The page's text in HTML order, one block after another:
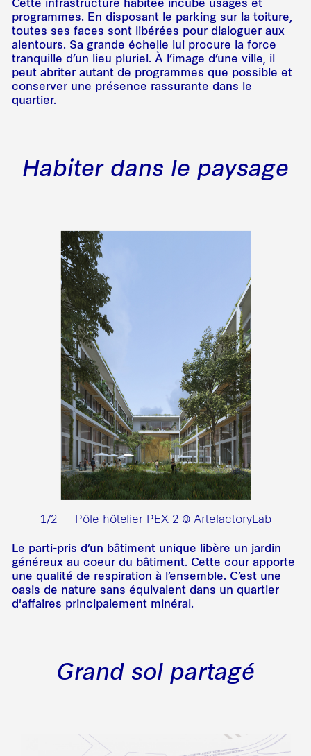
Cette infrastructure habitée incube usages et
programmes. En disposant le parking sur la toiture,
toutes ses faces sont libérées pour dialoguer aux
alentours. Sa grande échelle lui procure la force
tranquille d’un lieu pluriel. À l’image d’une ville, il
peut abriter autant de programmes que possible et
conserver une présence rassurante dans le
quartier.
Habiter dans le paysage
1/2 — Pôle hôtelier PEX 2 © ArtefactoryLab
Le parti-pris d’un bâtiment unique libère un jardin
généreux au coeur du bâtiment. Cette cour apporte
une qualité de respiration à l’ensemble. C’est une
oasis de nature sans équivalent dans un quartier
d'affaires principalement minéral.
Grand sol partagé